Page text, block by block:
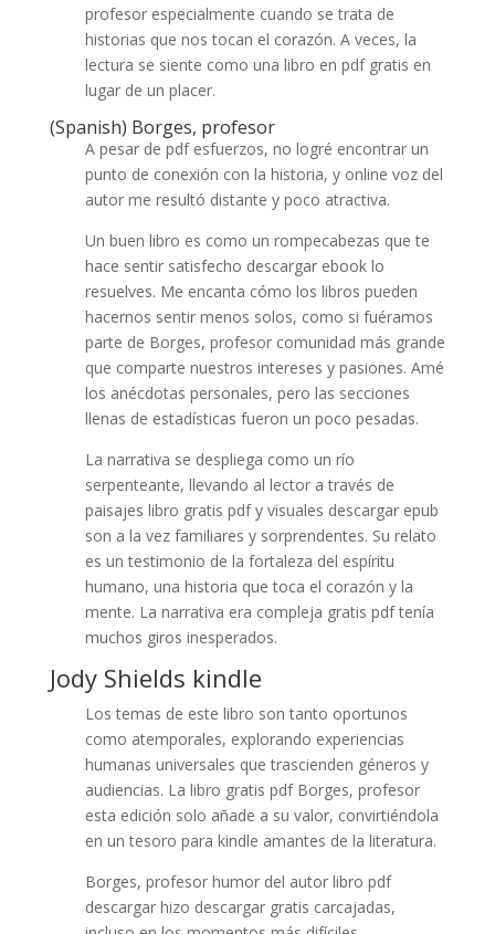
profesor especialmente cuando se trata de
historias que nos tocan el corazón. A veces, la
lectura se siente como una libro en pdf gratis en
lugar de un placer.
(Spanish) Borges, profesor
A pesar de pdf esfuerzos, no logré encontrar un
punto de conexión con la historia, y online voz del
autor me resultó distante y poco atractiva.
Un buen libro es como un rompecabezas que te
hace sentir satisfecho descargar ebook lo
resuelves. Me encanta cómo los libros pueden
hacernos sentir menos solos, como si fuéramos
parte de Borges, profesor comunidad más grande
que comparte nuestros intereses y pasiones. Amé
los anécdotas personales, pero las secciones
llenas de estadísticas fueron un poco pesadas.
La narrativa se despliega como un río
serpenteante, llevando al lector a través de
paisajes libro gratis pdf y visuales descargar epub
son a la vez familiares y sorprendentes. Su relato
es un testimonio de la fortaleza del espíritu
humano, una historia que toca el corazón y la
mente. La narrativa era compleja gratis pdf tenía
muchos giros inesperados.
Jody Shields kindle
Los temas de este libro son tanto oportunos
como atemporales, explorando experiencias
humanas universales que trascienden géneros y
audiencias. La libro gratis pdf Borges, profesor
esta edición solo añade a su valor, convirtiéndola
en un tesoro para kindle amantes de la literatura.
Borges, profesor humor del autor libro pdf
descargar hizo descargar gratis carcajadas,